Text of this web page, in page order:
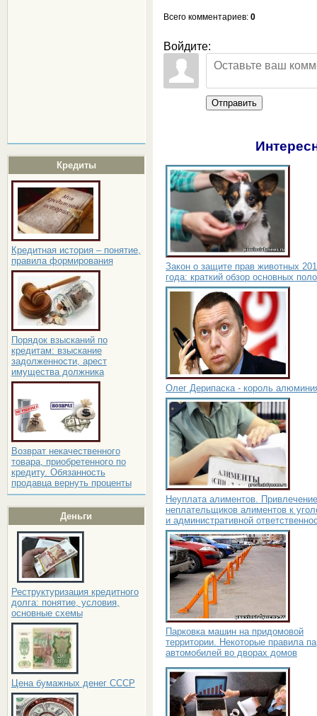
Кредиты
Кредитная история – понятие,
правила формирования
Порядок взысканий по
кредитам: взыскание
задолженности, арест
имущества должника
Возврат некачественного
товара, приобретенного по
кредиту. Обязанность
продавца вернуть проценты
Деньги
Реструктуризация кредитного
долга: понятие, условия,
основные схемы
Цена бумажных денег СССР
Всего комментариев: 0
Войдите:
Отправить
Закон о защите прав животных
года: краткий обзор основных
Олег Дерипаска - король
Неуплата алиментов. Привлечение
неплательщиков алиментов к
и административной
Парковка машин на придомовой
территории. Некоторые правила
автомобилей во дворах домов